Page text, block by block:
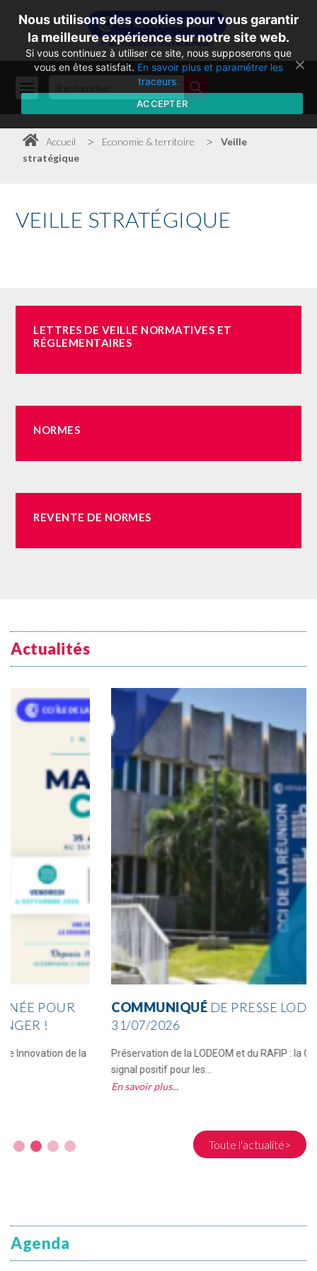
Accueil > Economie & territoire >
Veille
stratégique
VEILLE STRATÉGIQUE
LETTRES DE VEILLE NORMATIVES ET
RÉGLEMENTAIRES
NORMES
REVENTE DE NORMES
Actualités
COMMUNIQUÉ
DE PRESSE LODEOM & RAFIP –
31/07/2026
Préservation de la LODEOM et du RAFIP : la CCI Réunion salue un
Toute l'actualité>
Agenda
Nous utilisons des cookies pour vous garantir
la meilleure expérience sur notre site web.
Si vous continuez à utiliser ce site, nous supposerons que
vous en êtes satisfait. En savoir plus et paramétrer les
traceurs.
ACCEPTER